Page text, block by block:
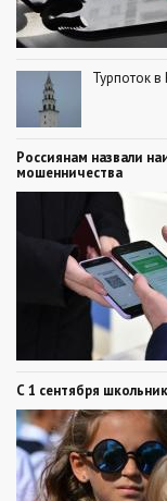
Турпоток в
Россиянам назвали
мошенничества
С 1 сентября